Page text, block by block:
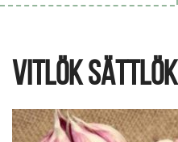
VITLÖK SÄTTLÖK